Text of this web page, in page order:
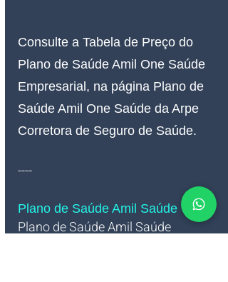
Consulte a Tabela de Preço do
Plano de Saúde Amil One Saúde
Empresarial, na página Plano de
Saúde Amil One Saúde da Arpe
Corretora de Seguro de Saúde.
----
Plano de Saúde Amil Saúde
Plano de Saúde Amil Saúde